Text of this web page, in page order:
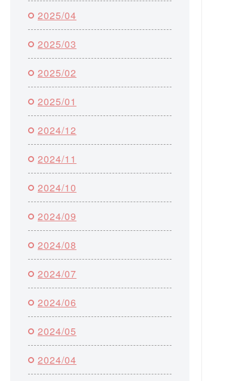
2025/04
2025/03
2025/02
2025/01
2024/12
2024/11
2024/10
2024/09
2024/08
2024/07
2024/06
2024/05
2024/04